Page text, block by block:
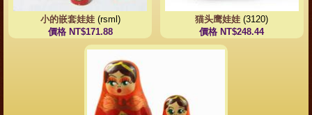
小的嵌套娃娃(rsml)
價格 NT$171.88
猫头鹰娃娃 (3120)
價格 NT$248.44